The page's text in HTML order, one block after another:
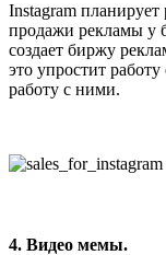
Instagram планирует
продажи рекламы у
создает биржу
это упростит
работу с ними.
4. Видео мемы.